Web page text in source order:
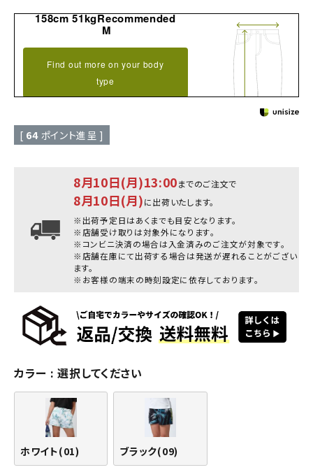
158cm 51kgRecommended
M
Find out more on your body
type
[ 64 ポイント進呈 ]
8月10日(月)13:00までのご注文で
8月10日(月)に出荷いたします。
※出荷予定日はあくまでも目安となります。
※店舗受け取りは対象外になります。
※コンビニ決済の場合は入金済みのご注文が対象です。
※店舗在庫にて出荷する場合は発送が遅れることがござい
ます。
※お客様の端末の時刻設定に依存しております。
カラー 選択してください
ホワイト(01) ブラック(09)